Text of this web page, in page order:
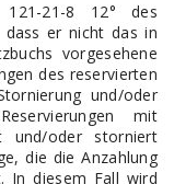
21-8 12° des
dass er nicht das in
vorgesehene
des reservierten
und/oder
mit
und/oder storniert
die die Anzahlung
In diesem Fall wird